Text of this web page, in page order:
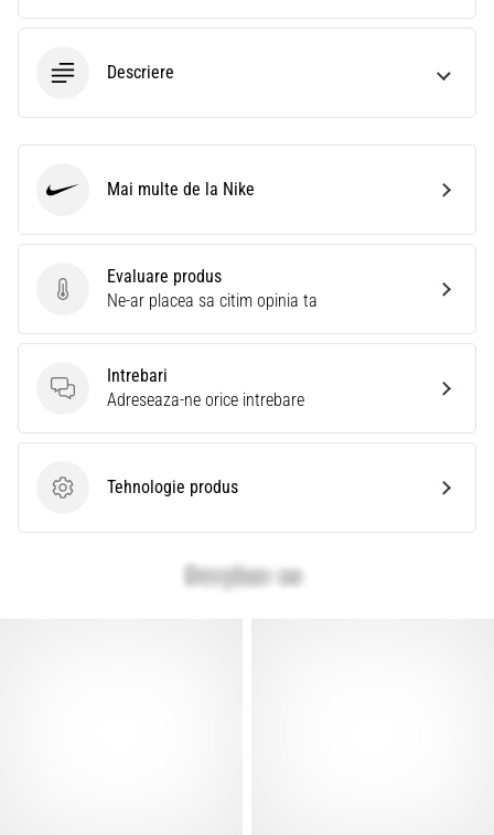
Descriere
Evaluare produs
Evaluare produs
Ne-ar placea sa citim opinia ta
Intrebari
Intrebari
Adreseaza-ne orice intrebare
Tehnologie produs
Tehnologie produs
Mai multe de la Nike